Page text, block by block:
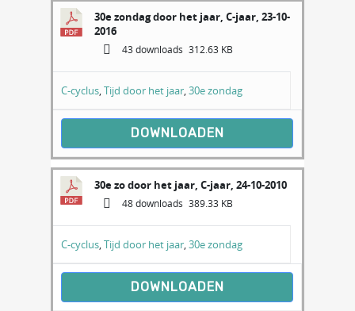
30e zondag door het jaar, C-jaar, 23-10-
2016
43 downloads 312.63 KB
C-cyclus,Tijd door het jaar,30e zondag
DOWNLOADEN
30e zo door het jaar, C-jaar, 24-10-2010
48 downloads 389.33 KB
C-cyclus,Tijd door het jaar,30e zondag
DOWNLOADEN